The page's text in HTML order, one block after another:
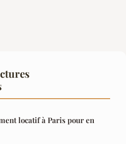
locatif à Paris pour en